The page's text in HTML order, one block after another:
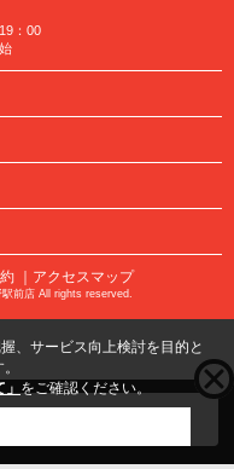
：00
｜アクセスマップ
前店 All rights reserved.
めな物件
、サービス向上検討を目的と
をご確認ください。